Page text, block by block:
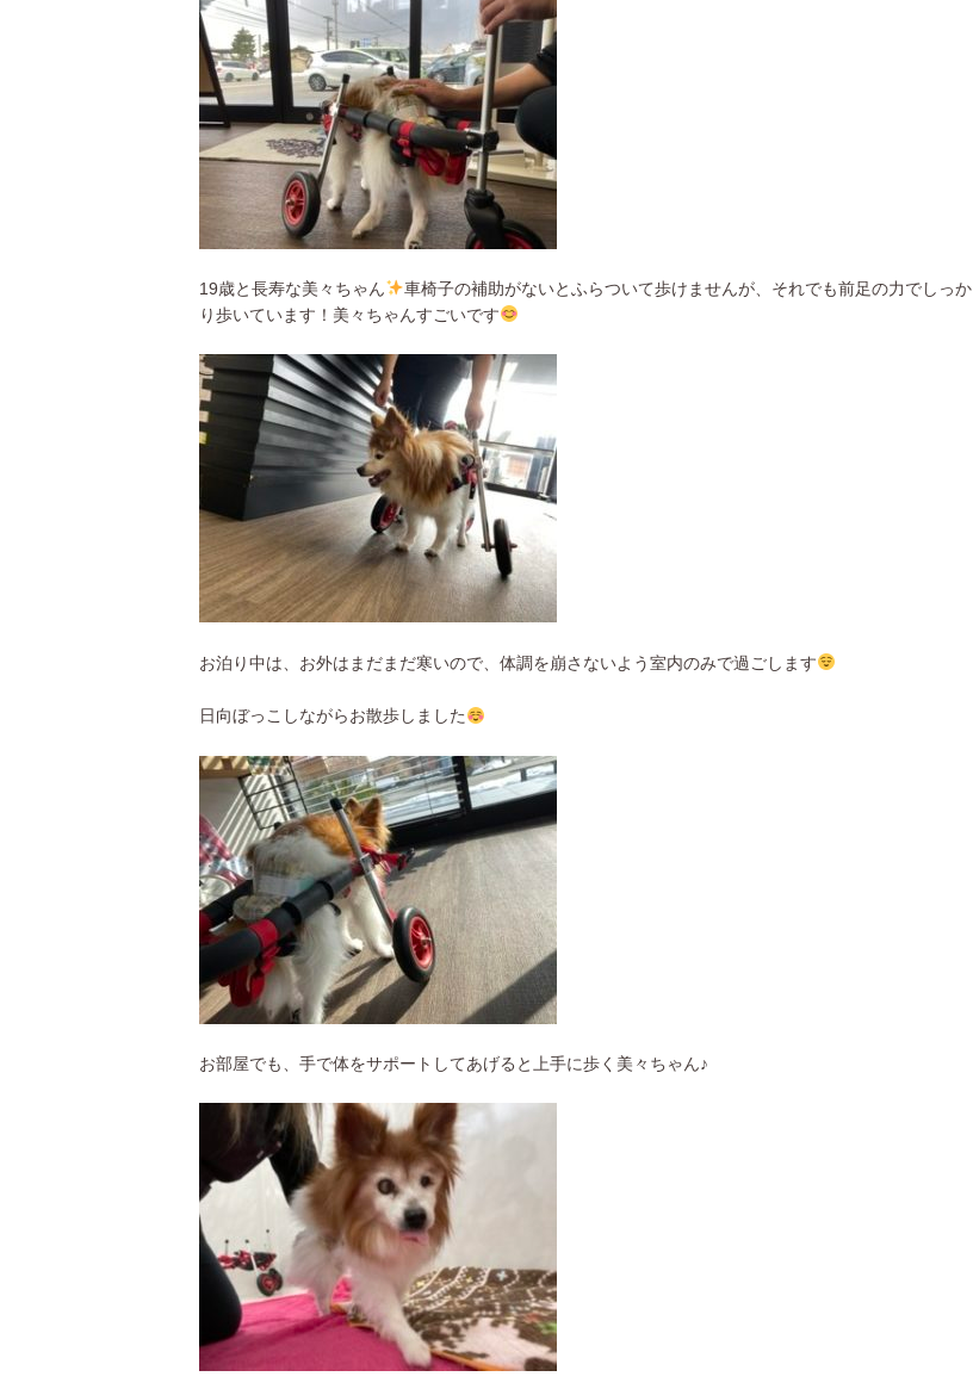
19歳と長寿な美々ちゃん
車椅子の補助がないとふらついて歩けませんが、それでも前足の力でしっか
り歩いています！美々ちゃんすごいです
お泊り中は、お外はまだまだ寒いので、体調を崩さないよう室内のみで過ごします
日向ぼっこしながらお散歩しました
お部屋でも、手で体をサポートしてあげると上手に歩く美々ちゃん♪